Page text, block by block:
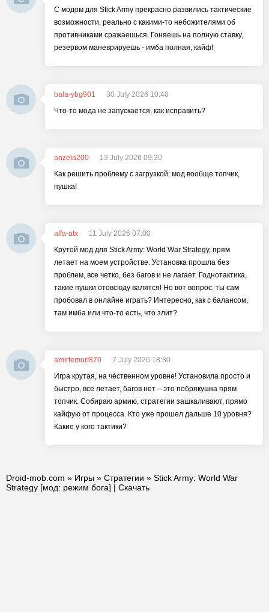
С модом для Stick Army прекрасно развились тактические
возможности, реально с какими-то небожителями об
противниками сражаешься. Гоняешь на полную ставку,
резервом маневрируешь - имба полная, кайф!
bala-ybg901
30 July 2026 10:40
Что-то мода не запускается, как исправить?
anzela200
13 July 2026 09:30
Как решить проблему с загрузкой; мод вообще топчик,
пушка!
alfa-atx
11 July 2026 07:00
Крутой мод для Stick Army: World War Strategy, прям
летает на моем устройстве. Установка прошла без
проблем, все четко, без багов и не лагает. Годнотактика,
такие пушки отовсюду валятся! Но вот вопрос: ты сам
пробовал в онлайне играть? Интересно, как с балансом,
там имба или что-то есть, что злит?
amirtemuri870
7 July 2026 18:30
Игра крутая, на че́ственном уровне! Установила просто и
быстро, все летает, багов нет – это побрякушка прям
топчик. Собираю армию, стратегии зашкаливают, прямо
кайфую от процесса. Кто уже прошел дальше 10 уровня?
Какие у кого тактики?
Droid-mob.com » Игры » Стратегии » Stick Army: World War
Strategy [мод: режим бога] | Скачать